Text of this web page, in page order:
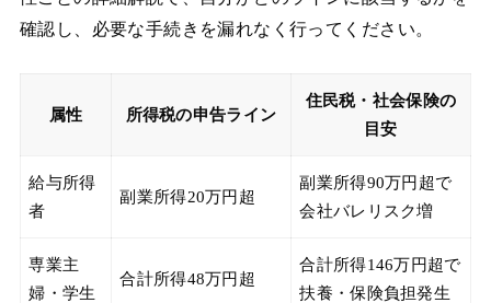
確認し、必要な手続きを漏れなく行ってください。
属性 所得税の申告ライン
住民税・社会保険の
目安
給与所得
者
副業所得20万円超
副業所得90万円超で
会社バレリスク増
専業主
婦・学生
合計所得48万円超
合計所得146万円超で
扶養・保険負担発生